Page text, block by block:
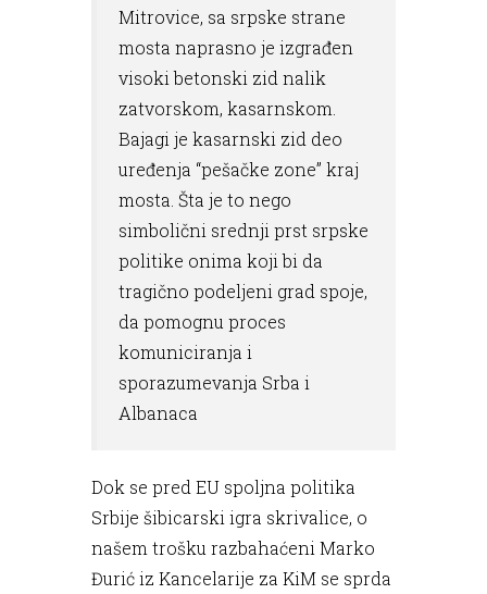
Mitrovice, sa srpske strane
mosta naprasno je izgrađen
visoki betonski zid nalik
zatvorskom, kasarnskom.
Bajagi je kasarnski zid deo
uređenja “pešačke zone” kraj
mosta. Šta je to nego
simbolični srednji prst srpske
politike onima koji bi da
tragično podeljeni grad spoje,
da pomognu proces
komuniciranja i
sporazumevanja Srba i
Albanaca
Dok se pred EU spoljna politika
Srbije šibicarski igra skrivalice, o
našem trošku razbahaćeni Marko
Đurić iz Kancelarije za KiM se sprda